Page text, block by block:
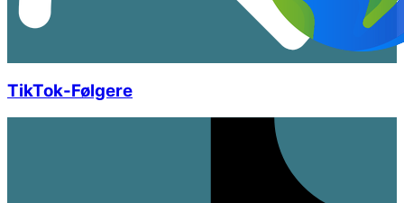
TikTok-Følgere